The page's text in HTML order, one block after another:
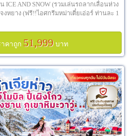
ICE AND SNOW (รวมเล่นรถลากเลื่อนห่วง
งหยาง (ฟรี!!ไอศกรีมหม่าเตี๋ยเอ่อร์ ท่านละ 1
คาถูก 51,999บาท